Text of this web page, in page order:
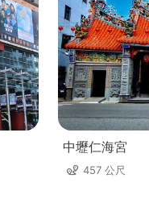
中壢仁海宮
457 公尺